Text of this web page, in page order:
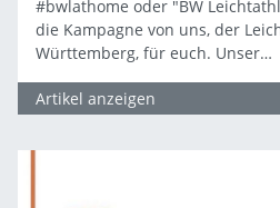
#bwlathome oder "BW
die Kampagne von uns, der
Württemberg, für euch. Unser…
Artikel anzeigen